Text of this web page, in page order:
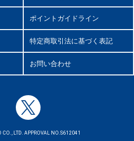
ポイントガイドライン
特定商取引法に基づく表記
お問い合わせ
CO., LTD. APPROVAL NO.S612041